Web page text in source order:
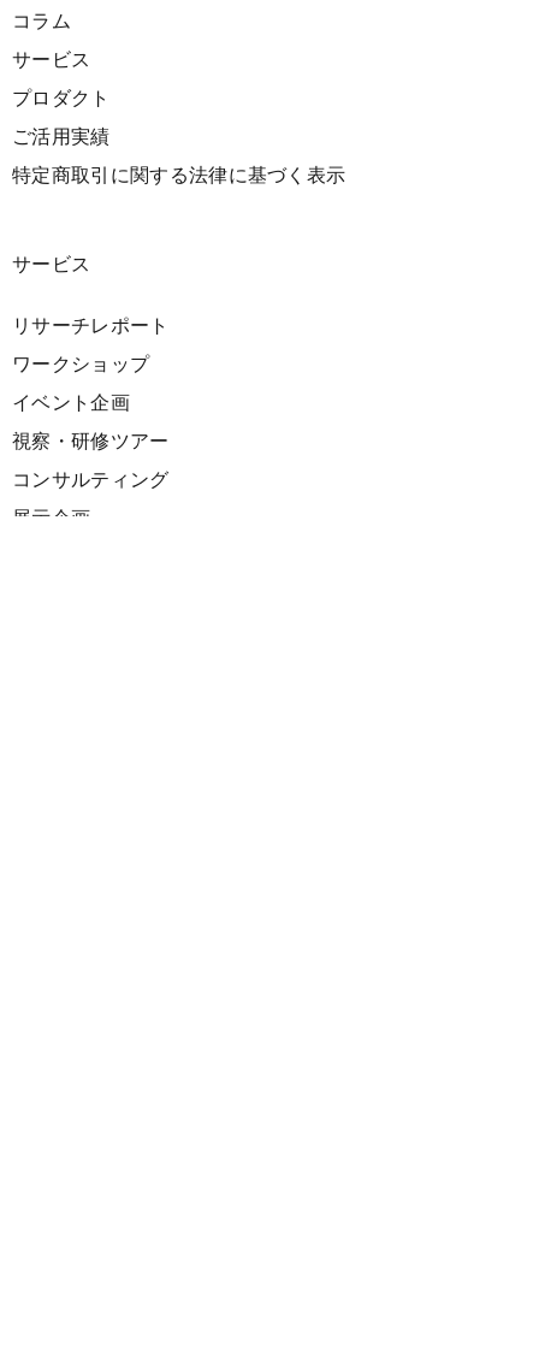
コラム
サービス
プロダクト
ご活用実績
特定商取引に関する法律に基づく表示
サービス
リサーチレポート
ワークショップ
イベント企画
視察・研修ツアー
コンサルティング
展示企画